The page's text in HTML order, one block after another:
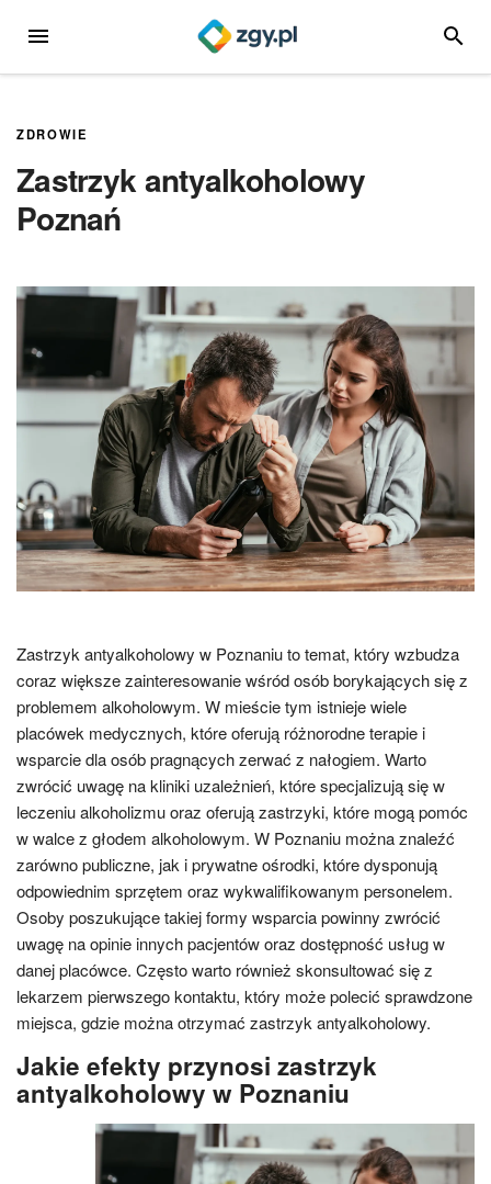
MENU
ZDROWIE
Zastrzyk antyalkoholowy
Poznań
Zastrzyk antyalkoholowy w Poznaniu to temat, który wzbudza
coraz większe zainteresowanie wśród osób borykających się z
problemem alkoholowym. W mieście tym istnieje wiele
placówek medycznych, które oferują różnorodne terapie i
wsparcie dla osób pragnących zerwać z nałogiem. Warto
zwrócić uwagę na kliniki uzależnień, które specjalizują się w
leczeniu alkoholizmu oraz oferują zastrzyki, które mogą pomóc
w walce z głodem alkoholowym. W Poznaniu można znaleźć
zarówno publiczne, jak i prywatne ośrodki, które dysponują
odpowiednim sprzętem oraz wykwalifikowanym personelem.
Osoby poszukujące takiej formy wsparcia powinny zwrócić
uwagę na opinie innych pacjentów oraz dostępność usług w
danej placówce. Często warto również skonsultować się z
lekarzem pierwszego kontaktu, który może polecić sprawdzone
miejsca, gdzie można otrzymać zastrzyk antyalkoholowy.
Jakie efekty przynosi zastrzyk
antyalkoholowy w Poznaniu